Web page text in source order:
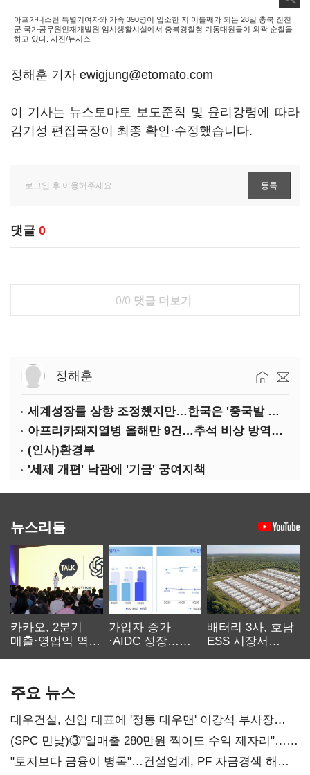
아프가니스탄 특별기여자와 가족 390명이 입소한 지 이틀째가 되는 28일 충북 진천
군 국가공무원인재개발원 임시생활시설에서 충북경찰청 기동대원들이 외곽 순찰을
하고 있다. 사진/뉴시스
정해훈 기자 ewigjung@etomato.com
이 기사는 뉴스토마토 보도준칙 및 윤리강령에 따라
김기성 편집국장이 최종 확인·수정했습니다.
댓글 0
0/0 댓글 더보기
정해훈
세계성장률 상향 조정했지만…한국은 '중국발 살얼음판'
아프리카돼지열병 올해만 9건…추석 비상 방역에 '총력'
(인사)환경부
'세제 개편' 낙관에 '기금' 궁여지책
뉴스리듬
카카오, 2분기
매출·영업익 역대
가입자 증가
·AIDC 성장…
배터리 3사, 호남
ESS 시장서
주요 뉴스
대우건설, 신임 대표에 '정통 대우맨' 이강석 부사장
내정
(SPC 민낯)③"일매출 280만원 찍어도 수익 제자리"…
점주 울리는 '상시 할인'
"토지보다 금융이 병목"…건설업계, PF 자금경색 해소